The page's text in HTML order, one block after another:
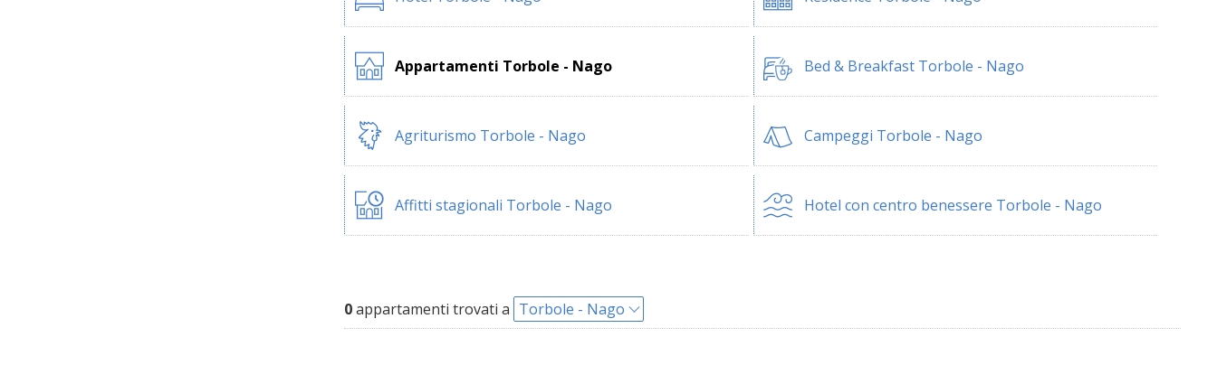
Appartamenti Torbole - Nago Bed & Breakfast Torbole - Nago
Agriturismo Torbole - Nago Campeggi Torbole - Nago
Affitti stagionali Torbole - Nago Hotel con centro benessere Torbole - Nago
0appartamenti trovati a Torbole - Nago